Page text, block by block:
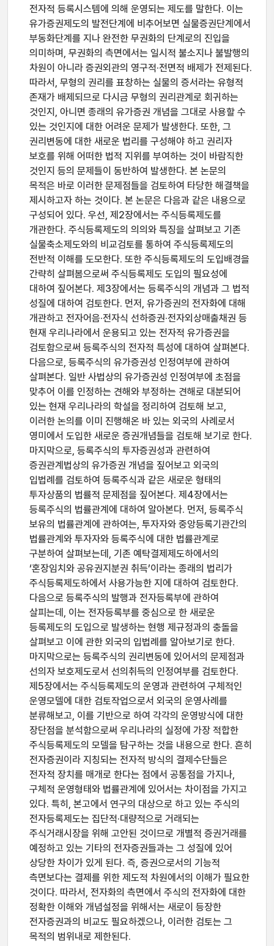
전자적 등록시스템에 의해 운영되는 제도를 말한다. 이는
유가증권제도의 발전단계에 비추어보면 실물증권단계에서
부동화단계를 지나 완전한 무권화의 단계로의 진입을
의미하며, 무권화의 측면에서는 일시적 불소지나 불발행의
차원이 아니라 증권외관의 영구적·전면적 배제가 전제된다.
따라서, 무형의 권리를 표창하는 실물의 증서라는 유형적
존재가 배제되므로 다시금 무형의 권리관계로 회귀하는
것인지, 아니면 종래의 유가증권 개념을 그대로 사용할 수
있는 것인지에 대한 어려운 문제가 발생한다. 또한, 그
권리변동에 대한 새로운 법리를 구성해야 하고 권리자
보호를 위해 어떠한 법적 지위를 부여하는 것이 바람직한
것인지 등의 문제들이 동반하여 발생한다. 본 논문의
목적은 바로 이러한 문제점들을 검토하여 타당한 해결책을
제시하고자 하는 것이다. 본 논문은 다음과 같은 내용으로
구성되어 있다. 우선, 제2장에서는 주식등록제도를
개관한다. 주식등록제도의 의의와 특징을 살펴보고 기존
실물축소제도와의 비교검토를 통하여 주식등록제도의
전반적 이해를 도모한다. 또한 주식등록제도의 도입배경을
간략히 살펴봄으로써 주식등록제도 도입의 필요성에
대하여 짚어본다. 제3장에서는 등록주식의 개념과 그 법적
성질에 대하여 검토한다. 먼저, 유가증권의 전자화에 대해
개관하고 전자어음·전자식 선하증권·전자외상매출채권 등
현재 우리나라에서 운용되고 있는 전자적 유가증권을
검토함으로써 등록주식의 전자적 특성에 대하여 살펴본다.
다음으로, 등록주식의 유가증권성 인정여부에 관하여
살펴본다. 일반 사법상의 유가증권성 인정여부에 초점을
맞추어 이를 인정하는 견해와 부정하는 견해로 대분되어
있는 현재 우리나라의 학설을 정리하여 검토해 보고,
이러한 논의를 이미 진행해온 바 있는 외국의 사례로서
영미에서 도입한 새로운 증권개념들을 검토해 보기로 한다.
마지막으로, 등록주식의 투자증권성과 관련하여
증권관계법상의 유가증권 개념을 짚어보고 외국의
입법례를 검토하여 등록주식과 같은 새로운 형태의
투자상품의 법률적 문제점을 짚어본다. 제4장에서는
등록주식의 법률관계에 대하여 알아본다. 먼저, 등록주식
보유의 법률관계에 관하여는, 투자자와 중앙등록기관간의
법률관계와 투자자와 등록주식에 대한 법률관계로
구분하여 살펴보는데, 기존 예탁결제제도하에서의
‘혼장임치와 공유권지분권 취득’이라는 종래의 법리가
주식등록제도하에서 사용가능한 지에 대하여 검토한다.
다음으로 등록주식의 발행과 전자등록부에 관하여
살피는데, 이는 전자등록부를 중심으로 한 새로운
등록제도의 도입으로 발생하는 현행 제규정과의 충돌을
살펴보고 이에 관한 외국의 입법례를 알아보기로 한다.
마지막으로는 등록주식의 권리변동에 있어서의 문제점과
선의자 보호제도로서 선의취득의 인정여부를 검토한다.
제5장에서는 주식등록제도의 운영과 관련하여 구체적인
운영모델에 대한 검토작업으로서 외국의 운영사례를
분류해보고, 이를 기반으로 하여 각각의 운영방식에 대한
장단점을 분석함으로써 우리나라의 실정에 가장 적합한
주식등록제도의 모델을 탐구하는 것을 내용으로 한다. 흔히
전자증권이라 지칭되는 전자적 방식의 결제수단들은
전자적 장치를 매개로 한다는 점에서 공통점을 가지나,
구체적 운영형태와 법률관계에 있어서는 차이점을 가지고
있다. 특히, 본고에서 연구의 대상으로 하고 있는 주식의
전자등록제도는 집단적·대량적으로 거래되는
주식거래시장을 위해 고안된 것이므로 개별적 증권거래를
예정하고 있는 기타의 전자증권들과는 그 성질에 있어
상당한 차이가 있게 된다. 즉, 증권으로서의 기능적
측면보다는 결제를 위한 제도적 차원에서의 이해가 필요한
것이다. 따라서, 전자화의 측면에서 주식의 전자화에 대한
정확한 이해와 개념설정을 위해서는 새로이 등장한
전자증권과의 비교도 필요하겠으나, 이러한 검토는 그
목적의 범위내로 제한된다.